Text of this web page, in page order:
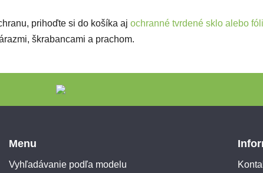
prihoďte si do košíka aj ochranné tvrdené sklo alebo
škrabancami a prachom.
Menu
Vyhľadávanie podľa modelu